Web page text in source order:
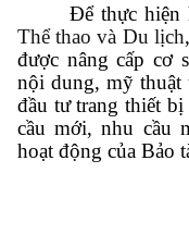
Để thực hiện
Thể thao và Du lịch
được nâng cấp cơ
nội dung, mỹ thuật
đầu tư trang thiết
cầu mới, nhu cầu
hoạt động của Bảo